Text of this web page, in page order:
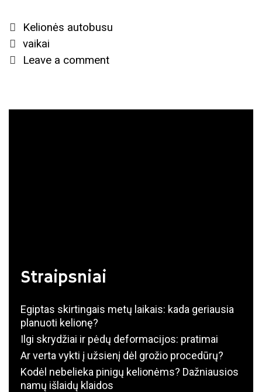
kūdikį
keliaujant
Categories
Kelionės autobusu
Tags
vaikai
Leave a comment
Straipsniai
Egiptas skirtingais metų laikais: kada geriausia
planuoti kelionę?
Ilgi skrydžiai ir pėdų deformacijos: pratimai
Ar verta vykti į užsienį dėl grožio procedūrų?
Kodėl nebelieka pinigų kelionėms? Dažniausios
namų išlaidų klaidos